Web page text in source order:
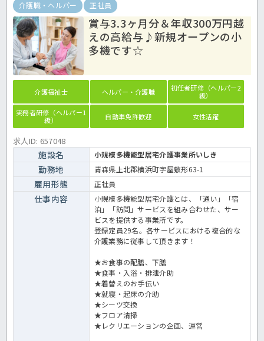
介護職・ヘルパー 正社員
賞与3.3ヶ月分＆年収300万円越
えの高給与♪新規オープンの小
多機です☆
介護福祉士 ヘルパー・介護職
初任者研修（ヘルパー2
級）
実務者研修（ヘルパー1
級）
自動車免許歓迎 女性活躍
求人ID: 657048
施設名 小規模多機能型居宅介護事業所いしき
勤務地 青森県上北郡横浜町字屋敷形63-1
雇用形態 正社員
仕事内容
小規模多機能型居宅介護とは、「通い」「宿
泊」「訪問」サービスを組み合わせた、サー
ビスを提供する事業所です。
登録定員29名。各サービスにおける複合的な
介護業務に従事して頂きます！
★お食事の配膳、下膳
★食事・入浴・排泄介助
★着替えのお手伝い
★就寝・起床の介助
★シーツ交換
★フロア清掃
★レクリエーションの企画、運営